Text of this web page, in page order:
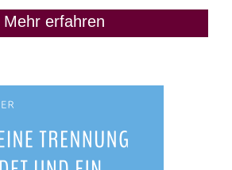
Mehr erfahren